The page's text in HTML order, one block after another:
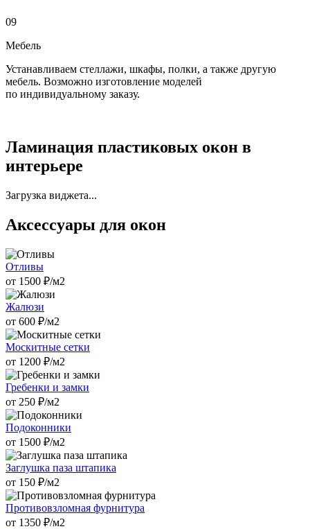
09
Мебель
Устанавливаем стеллажи, шкафы, полки, а также другую
мебель. Возможно изготовление моделей
по индивидуальному заказу.
Ламинация пластиковых окон в
интерьере
Загрузка виджета...
Аксессуары для окон
Отливы
от 1500 ₽/м2
Жалюзи
от 600 ₽/м2
Москитные сетки
от 1200 ₽/м2
Гребенки и замки
от 250 ₽/м2
Подоконники
от 1500 ₽/м2
Заглушка паза штапика
от 150 ₽/м2
Противовзломная фурнитура
от 1350 ₽/м2